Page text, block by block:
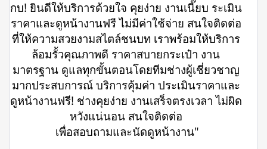
กบ! ยินดีให้บริการด้วยใจ คุยง่าย งานเนี๊ยบ ระเมิน
ราคาและดูหน้างานฟรี ไม่มีค่าใช้จ่าย สนใจติดต่อ
ที่ให้ความสวยงามสไตล์ชนบท เราพร้อมให้บริการ
ล้อมรั้วคุณภาพดี ราคาสบายกระเป๋า งาน
มาตรฐาน ดูแลทุกขั้นตอนโดยทีมช่างผู้เชี่ยวชาญ
มากประสบการณ์ บริการคุ้มค่า ประเมินราคาและ
ดูหน้างานฟรี! ช่างคุยง่าย งานเสร็จตรงเวลา ไม่ผิด
หวังแน่นอน สนใจติดต่อ
เพื่อสอบถามและนัดดูหน้างาน"